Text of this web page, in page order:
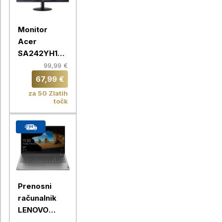
Monitor
Acer
SA242YH1bi
23.8"/ VA /
FHD / 100Hz
(SA242Y H1)
99,99 €
67,99 €
za 50 Zlatih
točk
Prenosni
računalnik
LENOVO